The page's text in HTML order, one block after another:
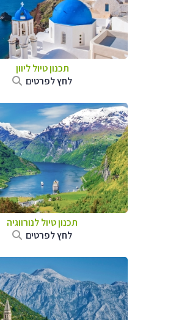
תכנון טיול ליוון
לחץ לפרטים
תכנון טיול לנורווגיה
לחץ לפרטים